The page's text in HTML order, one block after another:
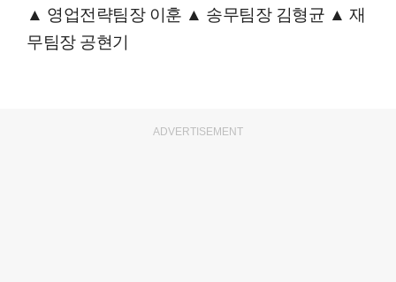
▲ 영업전략팀장 이훈 ▲ 송무팀장 김형균 ▲ 재
무팀장 공현기
ADVERTISEMENT